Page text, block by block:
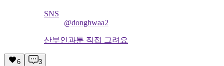
SNS
@donghwaa2
산부인과툰 직접 그려요
6 3